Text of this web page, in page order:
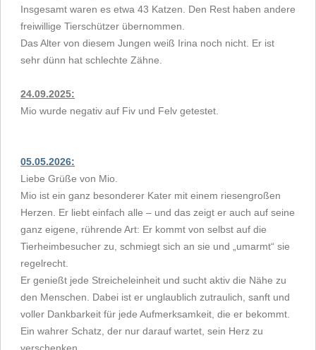
Insgesamt waren es etwa 43 Katzen. Den Rest haben andere
freiwillige Tierschützer übernommen.
Das Alter von diesem Jungen weiß Irina noch nicht. Er ist
sehr dünn hat schlechte Zähne.
24.09.2025:
Mio wurde negativ auf Fiv und Felv getestet.
05.05.2026:
Liebe Grüße von Mio.
Mio ist ein ganz besonderer Kater mit einem riesengroßen
Herzen. Er liebt einfach alle – und das zeigt er auch auf seine
ganz eigene, rührende Art: Er kommt von selbst auf die
Tierheimbesucher zu, schmiegt sich an sie und „umarmt“ sie
regelrecht.
Er genießt jede Streicheleinheit und sucht aktiv die Nähe zu
den Menschen. Dabei ist er unglaublich zutraulich, sanft und
voller Dankbarkeit für jede Aufmerksamkeit, die er bekommt.
Ein wahrer Schatz, der nur darauf wartet, sein Herz zu